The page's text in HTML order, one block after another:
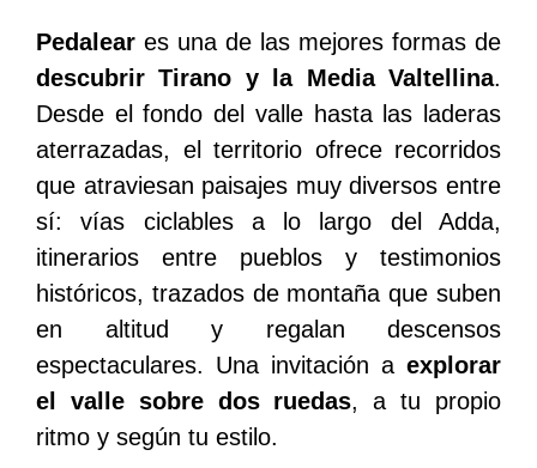
Pedalear es una de las mejores formas de
descubrir Tirano y la Media Valtellina.
Desde el fondo del valle hasta las laderas
aterrazadas, el territorio ofrece recorridos
que atraviesan paisajes muy diversos entre
sí: vías ciclables a lo largo del Adda,
itinerarios entre pueblos y testimonios
históricos, trazados de montaña que suben
en altitud y regalan descensos
espectaculares. Una invitación a explorar
el valle sobre dos ruedas, a tu propio
ritmo y según tu estilo.